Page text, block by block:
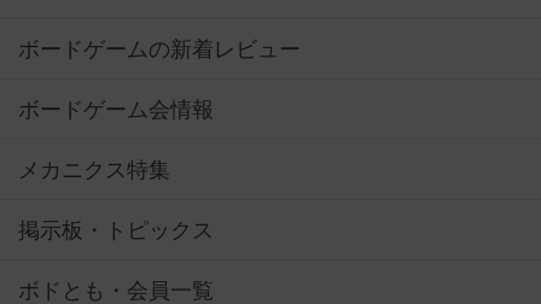
ボードゲームの新着レビュー
ボードゲーム会情報
メカニクス特集
掲示板・トピックス
ボドとも・会員一覧